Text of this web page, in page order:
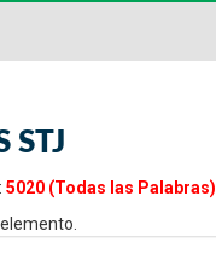
STJ
5020 (Todas las Palabras)
elemento.